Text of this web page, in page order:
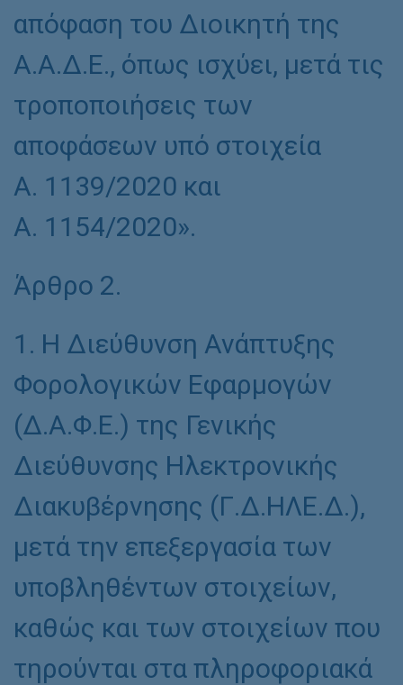
απόφαση του Διοικητή της
Α.Α.Δ.Ε., όπως ισχύει, μετά τις
τροποποιήσεις των
αποφάσεων υπό στοιχεία
Α. 1139/2020 και
Α. 1154/2020».
Άρθρο 2.
1. Η Διεύθυνση Ανάπτυξης
Φορολογικών Εφαρμογών
(Δ.Α.Φ.Ε.) της Γενικής
Διεύθυνσης Ηλεκτρονικής
Διακυβέρνησης (Γ.Δ.ΗΛΕ.Δ.),
μετά την επεξεργασία των
υποβληθέντων στοιχείων,
καθώς και των στοιχείων που
τηρούνται στα πληροφοριακά